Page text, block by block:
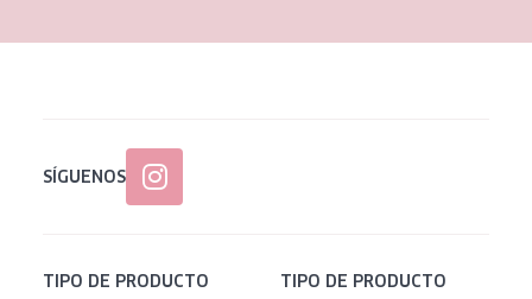
SÍGUENOS
TIPO DE PRODUCTO TIPO DE PRODUCTO